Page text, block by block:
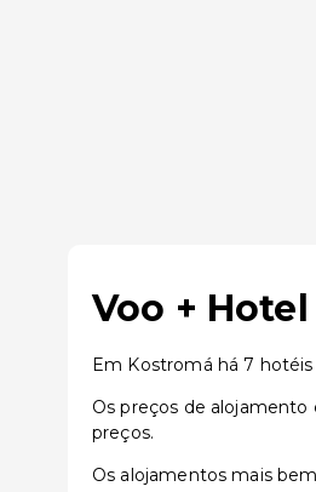
Voo +
Em Kostromá há 7
Os preços de
preços.
Os alojamentos mais